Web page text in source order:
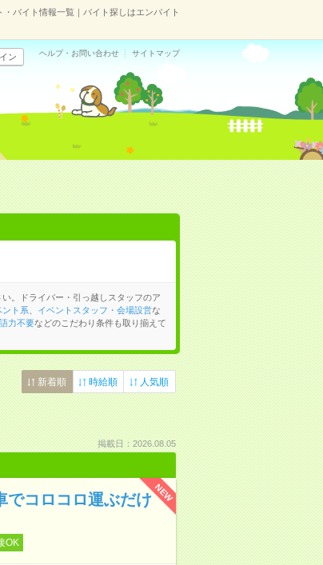
バイト情報一覧｜バイト探しはエンバイト
ン ヘルプ・お問い合わせ サイトマップ
。ドライバー・引っ越しスタッフのア
ント系 イベントスタッフ・会場設営な
力不要などのこだわり条件も取り揃えて
新着順 時給順 人気順
掲載日：2026.08.05
NEW
でコロコロ運ぶだけ
OK